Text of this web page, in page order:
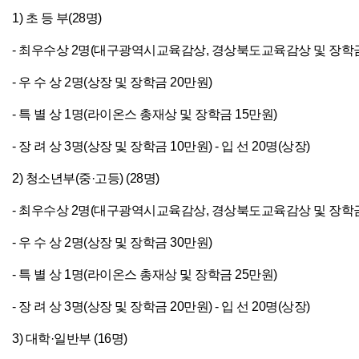
1) 초 등 부(28명)
- 최우수상 2명(대구광역시교육감상, 경상북도교육감상 및 장학
- 우 수 상 2명(상장 및 장학금 20만원)
- 특 별 상 1명(라이온스 총재상 및 장학금 15만원)
- 장 려 상 3명(상장 및 장학금 10만원) - 입 선 20명(상장)
2) 청소년부(중·고등) (28명)
- 최우수상 2명(대구광역시교육감상, 경상북도교육감상 및 장학
- 우 수 상 2명(상장 및 장학금 30만원)
- 특 별 상 1명(라이온스 총재상 및 장학금 25만원)
- 장 려 상 3명(상장 및 장학금 20만원) - 입 선 20명(상장)
3) 대학·일반부 (16명)